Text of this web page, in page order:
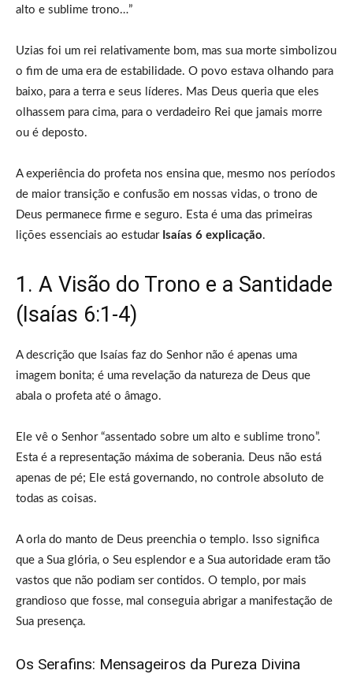
alto e sublime trono…”
Uzias foi um rei relativamente bom, mas sua morte simbolizou
o fim de uma era de estabilidade. O povo estava olhando para
baixo, para a terra e seus líderes. Mas Deus queria que eles
olhassem para cima, para o verdadeiro Rei que jamais morre
ou é deposto.
A experiência do profeta nos ensina que, mesmo nos períodos
de maior transição e confusão em nossas vidas, o trono de
Deus permanece firme e seguro. Esta é uma das primeiras
lições essenciais ao estudar Isaías 6 explicação.
1. A Visão do Trono e a Santidade
(Isaías 6:1-4)
A descrição que Isaías faz do Senhor não é apenas uma
imagem bonita; é uma revelação da natureza de Deus que
abala o profeta até o âmago.
Ele vê o Senhor “assentado sobre um alto e sublime trono”.
Esta é a representação máxima de soberania. Deus não está
apenas de pé; Ele está governando, no controle absoluto de
todas as coisas.
A orla do manto de Deus preenchia o templo. Isso significa
que a Sua glória, o Seu esplendor e a Sua autoridade eram tão
vastos que não podiam ser contidos. O templo, por mais
grandioso que fosse, mal conseguia abrigar a manifestação de
Sua presença.
Os Serafins: Mensageiros da Pureza Divina